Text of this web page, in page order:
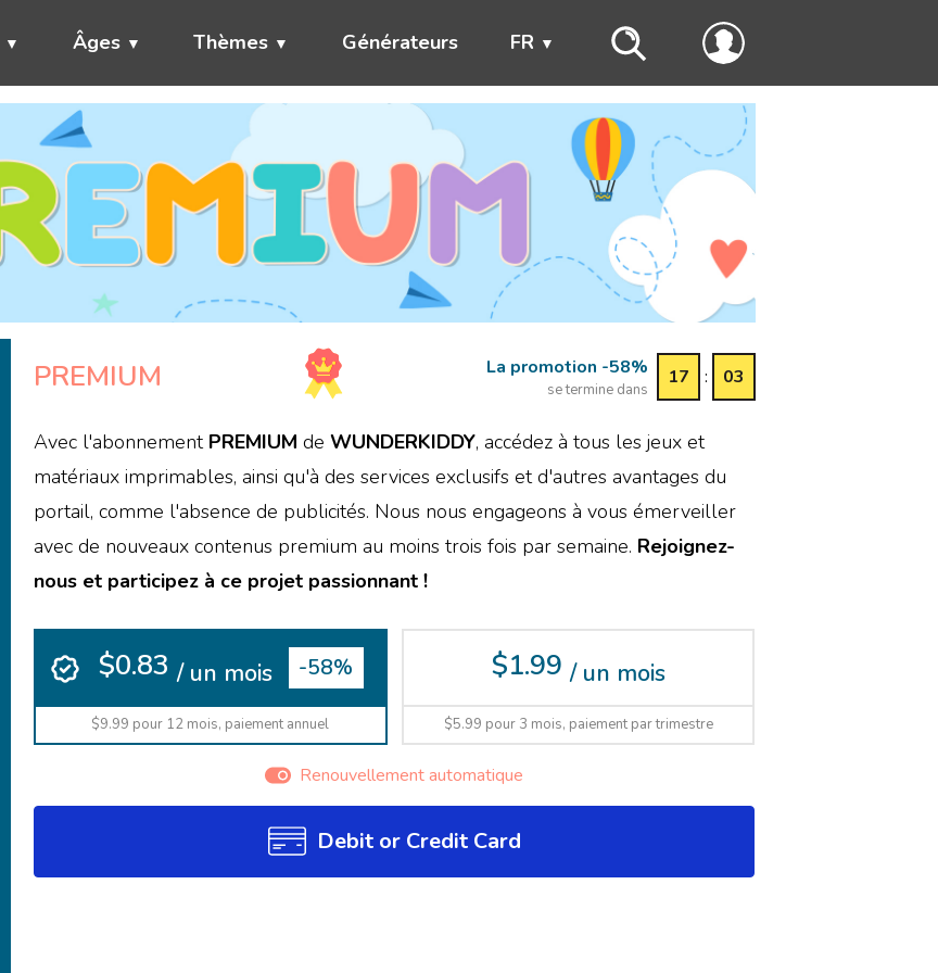
Âges Thèmes Générateurs FR
PREMIUM La promotion -58%
se termine dans
17 : 03
Avec l'abonnement PREMIUM deWUNDERKIDDY, accédez à tous les jeux et
matériaux imprimables, ainsi qu'à des services exclusifs et d'autres avantages du
portail, comme l'absence de publicités. Nous nous engageons à vous émerveiller
avec de nouveaux contenus premium au moins trois fois par semaine. Rejoignez-
nous et participez à ce projet passionnant !
$0.83 / un mois -58%
$9.99 pour 12 mois, paiement annuel
$1.99 / un mois
$5.99 pour 3 mois, paiement par trimestre
Renouvellement automatique
Debit or Credit Card